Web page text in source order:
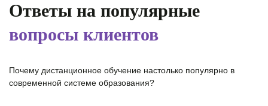
Ответы на популярные
вопросы клиентов
Почему дистанционное обучение настолько популярно в
современной системе образования?